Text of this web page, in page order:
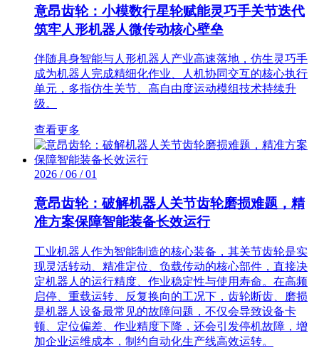
意昂齿轮：小模数行星轮赋能灵巧手关节迭代
筑牢人形机器人微传动核心壁垒
伴随具身智能与人形机器人产业高速落地，仿生灵巧手
成为机器人完成精细化作业、人机协同交互的核心执行
单元，多指仿生关节、高自由度运动模组技术持续升
级。
查看更多
2026 / 06 / 01
意昂齿轮：破解机器人关节齿轮磨损难题，精
准方案保障智能装备长效运行
工业机器人作为智能制造的核心装备，其关节齿轮是实
现灵活转动、精准定位、负载传动的核心部件，直接决
定机器人的运行精度、作业稳定性与使用寿命。在高频
启停、重载运转、反复换向的工况下，齿轮断齿、磨损
是机器人设备最常见的故障问题，不仅会导致设备卡
顿、定位偏差、作业精度下降，还会引发停机故障，增
加企业运维成本，制约自动化生产线高效运转。